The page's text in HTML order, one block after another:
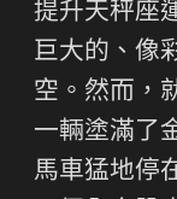
提升天秤座
巨大的、像
空。然而，
一輛塗滿了
馬車猛地停